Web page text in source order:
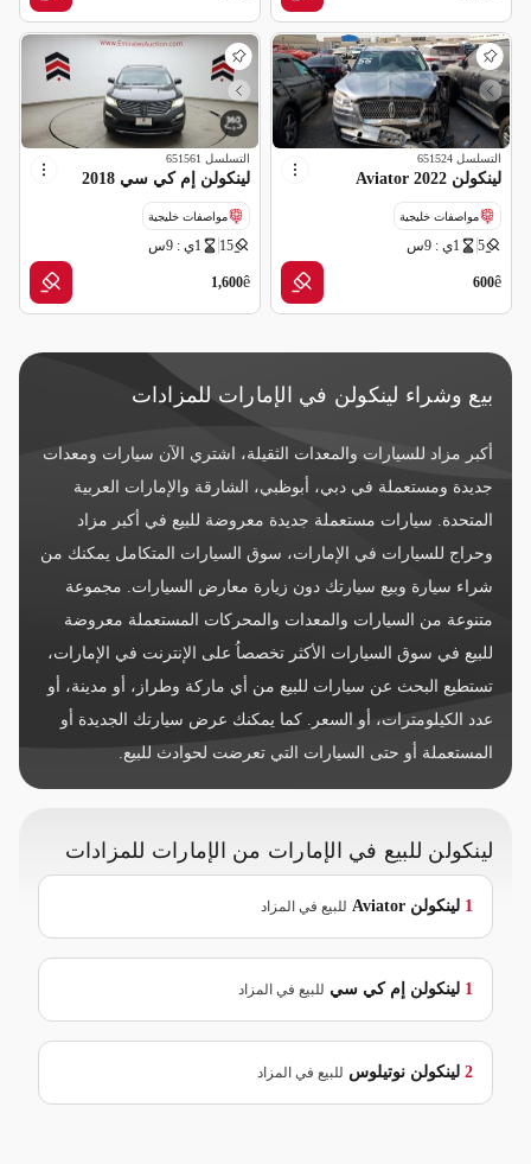
التسلسل 651524
لينكولن Aviator 2022
مواصفات خليجية
5 1ي : 9س
ê
600
التسلسل 651561
لينكولن إم كي سي 2018
مواصفات خليجية
15 1ي : 9س
ê
1,600
بيع وشراء لينكولن في الإمارات للمزادات
أكبر مزاد للسيارات والمعدات الثقيلة، اشتري الآن سيارات ومعدات
جديدة ومستعملة في دبي، أبوظبي، الشارقة والإمارات العربية
المتحدة. سيارات مستعملة جديدة معروضة للبيع في أكبر مزاد
وحراج للسيارات في الإمارات، سوق السيارات المتكامل يمكنك من
شراء سيارة وبيع سيارتك دون زيارة معارض السيارات. مجموعة
متنوعة من السيارات والمعدات والمحركات المستعملة معروضة
للبيع في سوق السيارات الأكثر تخصصاُ على الإنترنت في الإمارات،
تستطيع البحث عن سيارات للبيع من أي ماركة وطراز، أو مدينة، أو
عدد الكيلومترات، أو السعر. كما يمكنك عرض سيارتك الجديدة أو
المستعملة أو حتى السيارات التي تعرضت لحوادث للبيع.
لينكولن للبيع في الإمارات من الإمارات للمزادات
1 لينكولن Aviator للبيع في المزاد
1 لينكولن إم كي سي للبيع في المزاد
2 لينكولن نوتيلوس للبيع في المزاد